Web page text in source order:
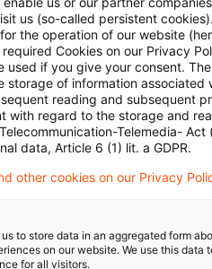
Gemeinkosten. Somit
von Rückstellungen für
vom Mai
des
nun vorgegeben
sind Angaben zu
us (so-called persistent
the operation of our website
Cookies on our Privacy
if you give your consent.
of information associated
reading and subsequent
with regard to the storage and
Telemedia- Act
data, Article 6 (1) lit. a GDPR.
other cookies on our Privacy
to store data in an aggregated form
on our website. We use this data
for all visitors.